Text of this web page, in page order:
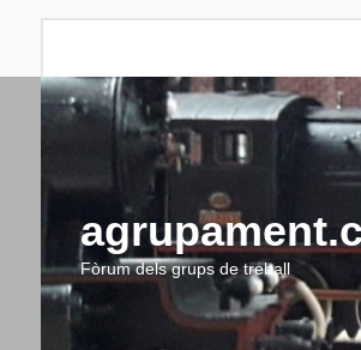
Fòrum dels grups de treball